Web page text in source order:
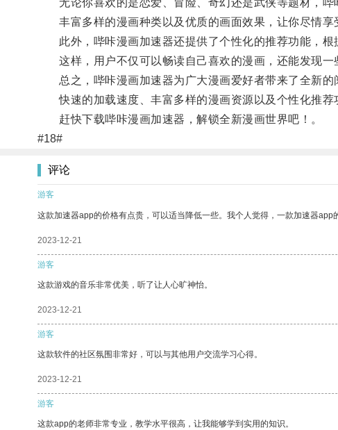
无论你喜欢的是恋爱、冒险、奇幻还是武侠等题材，哔
丰富多样的漫画种类以及优质的画面效果，让你尽情享
此外，哔咔漫画加速器还提供了个性化的推荐功能，根
这样，用户不仅可以畅读自己喜欢的漫画，还能发现一
总之，哔咔漫画加速器为广大漫画爱好者带来了全新的
快速的加载速度、丰富多样的漫画资源以及个性化推荐
赶快下载哔咔漫画加速器，解锁全新漫画世界吧！。
#18#
评论
游客
这款加速器app的价格有点贵，可以适当降低一些。我个人觉得，一款加速器app
2023-12-21
游客
这款游戏的音乐非常优美，听了让人心旷神怡。
2023-12-21
游客
这款软件的社区氛围非常好，可以与其他用户交流学习心得。
2023-12-21
游客
这款app的老师非常专业，教学水平很高，让我能够学到实用的知识。